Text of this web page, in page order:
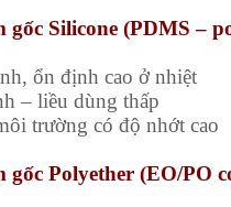
gốc Silicone (PDMS –
ổn định cao ở nhiệt
– liều dùng thấp
trường có độ nhớt cao
gốc Polyether (EO/PO